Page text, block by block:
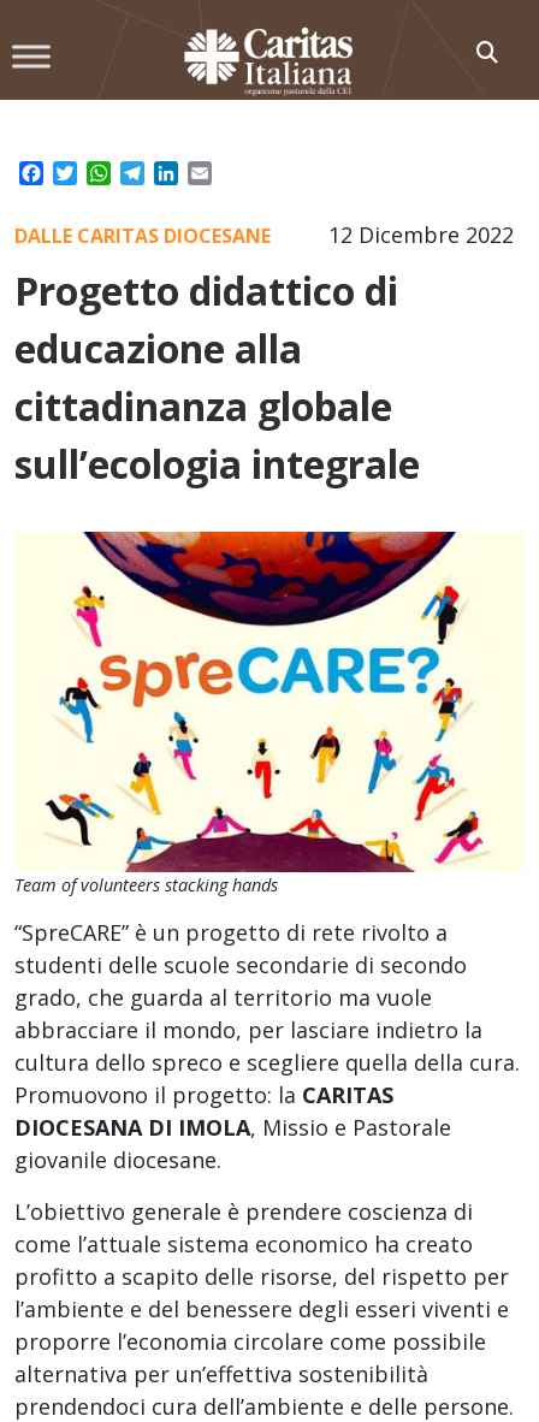
to
Facebook
TwitterWhatsApp
TelegramLinkedIn
12 Dicembre 2022
DALLE CARITAS DIOCESANE
Progetto didattico di
educazione alla
cittadinanza globale
sull’ecologia integrale
Team of volunteers stacking hands
“SpreCARE” è un progetto di rete rivolto a
studenti delle scuole secondarie di secondo
grado, che guarda al territorio ma vuole
abbracciare il mondo, per lasciare indietro la
cultura dello spreco e scegliere quella della cura.
Promuovono il progetto: la CARITAS
DIOCESANA DI IMOLA, Missio e Pastorale
giovanile diocesane.
L’obiettivo generale è prendere coscienza di
come l’attuale sistema economico ha creato
profitto a scapito delle risorse, del rispetto per
l’ambiente e del benessere degli esseri viventi e
proporre l’economia circolare come possibile
alternativa per un’effettiva sostenibilità
prendendoci cura dell’ambiente e delle persone.